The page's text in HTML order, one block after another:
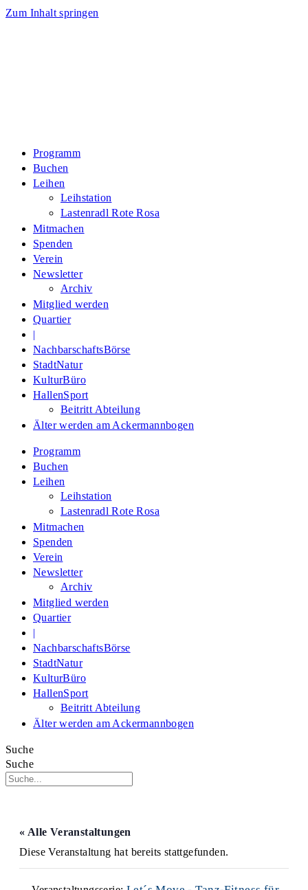
Zum Inhalt springen
Programm
Buchen
Leihen
Leihstation
Lastenradl Rote Rosa
Mitmachen
Spenden
Verein
Newsletter
Archiv
Mitglied werden
Quartier
|
NachbarschaftsBörse
StadtNatur
KulturBüro
HallenSport
Beitritt Abteilung
Älter werden am Ackermannbogen
Programm
Buchen
Leihen
Leihstation
Lastenradl Rote Rosa
Mitmachen
Spenden
Verein
Newsletter
Archiv
Mitglied werden
Quartier
|
NachbarschaftsBörse
StadtNatur
KulturBüro
HallenSport
Beitritt Abteilung
Älter werden am Ackermannbogen
Suche
Suche
« Alle Veranstaltungen
Diese Veranstaltung hat bereits stattgefunden.